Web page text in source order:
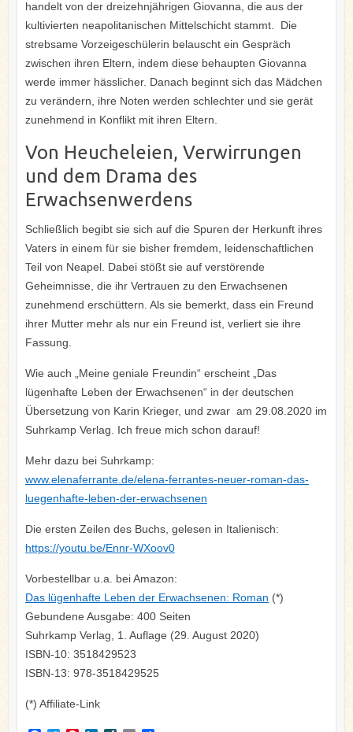
handelt von der dreizehnjährigen Giovanna, die aus der
kultivierten neapolitanischen Mittelschicht stammt. Die
strebsame Vorzeigeschülerin belauscht ein Gespräch
zwischen ihren Eltern, indem diese behaupten Giovanna
werde immer hässlicher. Danach beginnt sich das Mädchen
zu verändern, ihre Noten werden schlechter und sie gerät
zunehmend in Konflikt mit ihren Eltern.
Von Heucheleien, Verwirrungen
und dem Drama des
Erwachsenwerdens
Schließlich begibt sie sich auf die Spuren der Herkunft ihres
Vaters in einem für sie bisher fremdem, leidenschaftlichen
Teil von Neapel. Dabei stößt sie auf verstörende
Geheimnisse, die ihr Vertrauen zu den Erwachsenen
zunehmend erschüttern. Als sie bemerkt, dass ein Freund
ihrer Mutter mehr als nur ein Freund ist, verliert sie ihre
Fassung.
Wie auch „Meine geniale Freundin“ erscheint „Das
lügenhafte Leben der Erwachsenen“ in der deutschen
Übersetzung von Karin Krieger, und zwar am 29.08.2020 im
Suhrkamp Verlag. Ich freue mich schon darauf!
Mehr dazu bei Suhrkamp:
www.elenaferrante.de/elena-ferrantes-neuer-roman-das-
luegenhafte-leben-der-erwachsenen
Die ersten Zeilen des Buchs, gelesen in Italienisch:
https://youtu.be/Ennr-WXoov0
Vorbestellbar u.a. bei Amazon:
Das lügenhafte Leben der Erwachsenen: Roman (*)
Gebundene Ausgabe: 400 Seiten
Suhrkamp Verlag, 1. Auflage (29. August 2020)
ISBN-10: 3518429523
ISBN-13: 978-3518429525
(*) Affiliate-Link